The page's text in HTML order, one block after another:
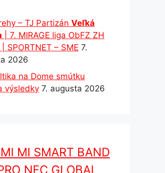
– TJ Partizán Veľká
| 7. MIRAGE liga ObFZ ZH
SPORTNET – SME 7.
2026
na Dome smútku
výsledky 7. augusta 2026
MI SMART BAND
NFC GLOBAL